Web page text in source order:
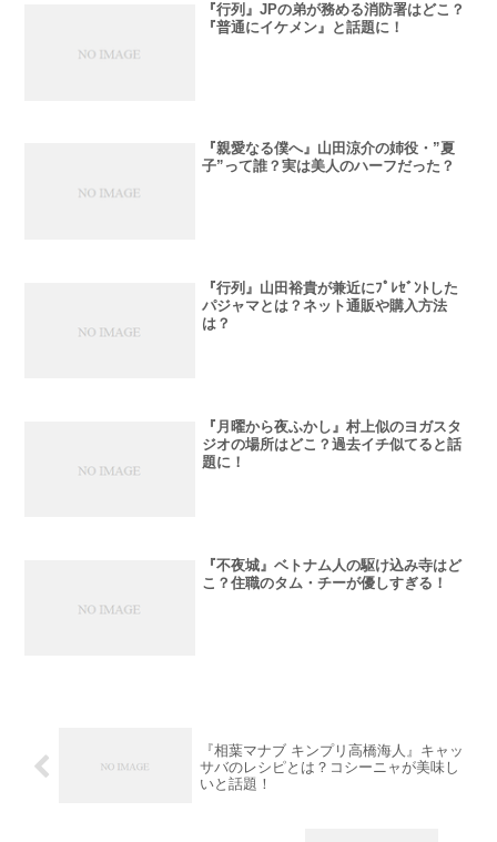
『行列』JPの弟が務める消防署はどこ？
『普通にイケメン』と話題に！
『親愛なる僕へ』山田涼介の姉役・”夏
子”って誰？実は美人のハーフだった？
『行列』山田裕貴が兼近にﾌﾟﾚｾﾞﾝﾄした
パジャマとは？ネット通販や購入方法
は？
『月曜から夜ふかし』村上似のヨガスタ
ジオの場所はどこ？過去イチ似てると話
題に！
『不夜城』ベトナム人の駆け込み寺はど
こ？住職のタム・チーが優しすぎる！
『相葉マナブ キンプリ高橋海人』キャッ
サバのレシピとは？コシーニャが美味し
いと話題！